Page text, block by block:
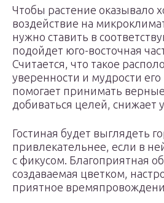
Чтобы растение оказывало
воздействие на
нужно ставить в
подойдет юго-восточная
Считается, что такое
уверенности и мудрости
помогает принимать
добиваться целей, снижает
Гостиная будет выглядеть
привлекательнее, если в
с фикусом. Благоприятная
создаваемая цветком,
приятное